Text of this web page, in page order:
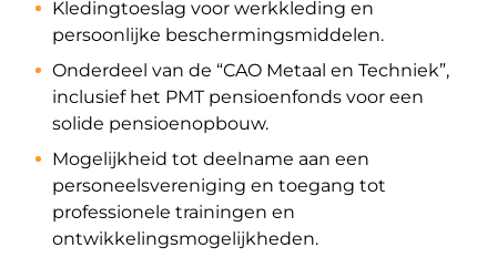
Kledingtoeslag voor werkkleding en
persoonlijke beschermingsmiddelen.
Onderdeel van de “CAO Metaal en Techniek”,
inclusief het PMT pensioenfonds voor een
solide pensioenopbouw.
Mogelijkheid tot deelname aan een
personeelsvereniging en toegang tot
professionele trainingen en
ontwikkelingsmogelijkheden.